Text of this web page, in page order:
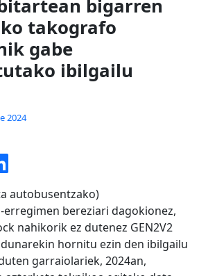
bigarren
takografo
gabe
ibilgailu
2024
autobusentzako)
bereziari dagokionez,
nahikorik ez dutenez GEN2V2
hornitu ezin den ibilgailu
garraiolariek, 2024an,